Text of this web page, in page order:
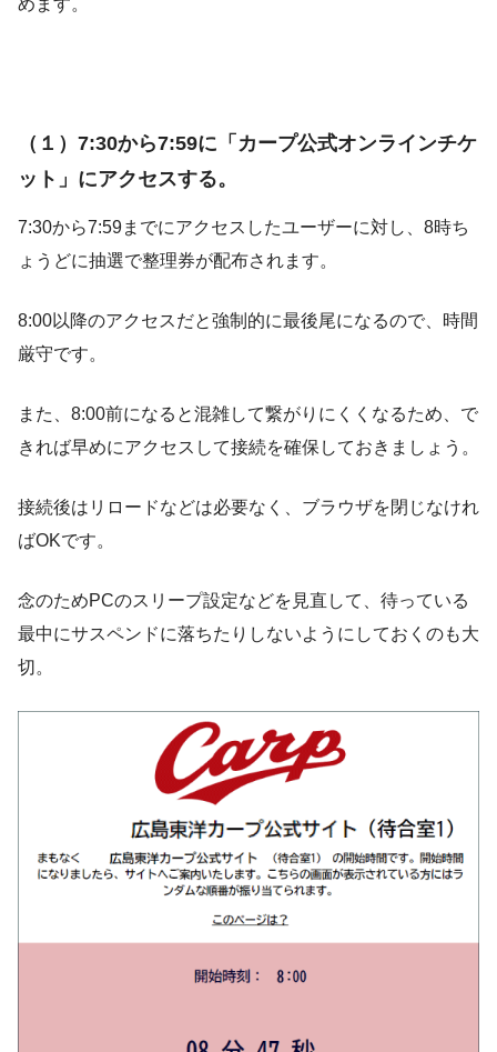
めます。
（１）7:30から7:59に「カープ公式オンラインチケ
ット」にアクセスする。
7:30から7:59までにアクセスしたユーザーに対し、8時ち
ょうどに抽選で整理券が配布されます。
8:00以降のアクセスだと強制的に最後尾になるので、時間
厳守です。
また、8:00前になると混雑して繋がりにくくなるため、で
きれば早めにアクセスして接続を確保しておきましょう。
接続後はリロードなどは必要なく、ブラウザを閉じなけれ
ばOKです。
念のためPCのスリープ設定などを見直して、待っている
最中にサスペンドに落ちたりしないようにしておくのも大
切。